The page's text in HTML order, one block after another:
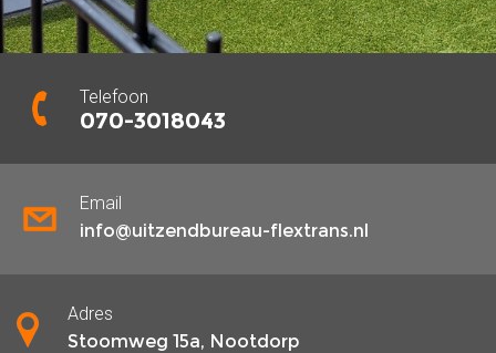
Telefoon
070-3018043
Email
info@uitzendbureau-flextrans.nl
Adres
Stoomweg 15a, Nootdorp